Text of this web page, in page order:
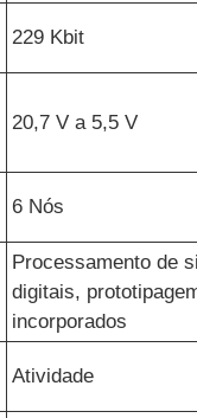
integrado
229 Kbit
20,7 V a 5,5 V
6 Nós
Processamento de
digitais,
incorporados
Atividade